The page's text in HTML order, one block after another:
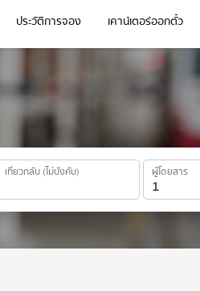
เที่ยวกลับ (ไม่บังคับ) ผู้โดยสาร
ประวัติการจอง เคาน์เตอร์ออกตั๋ว